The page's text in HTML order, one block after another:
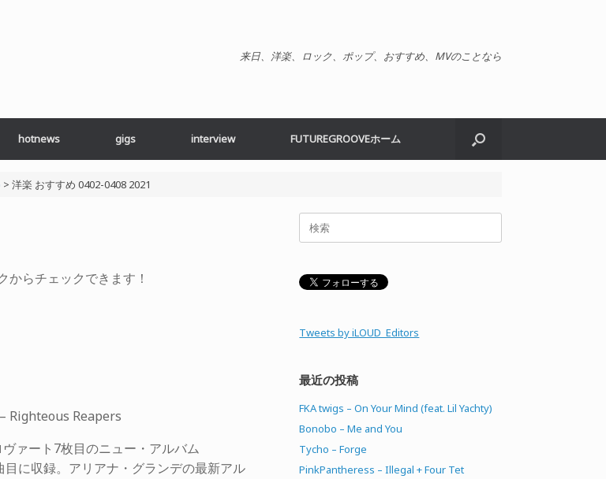
来日、洋楽、ロック、ポップ、おすすめ、MVのことなら
hotnews gigs interview FUTUREGROOVEホーム
> 洋楽 おすすめ 0402-0408 2021
らチェックできます！
Righteous Reapers
ァート7枚目のニュー・アルバム
に収録。アリアナ・グランデの最新アル
検
Tweets by iLOUD_Editors
最近の投稿
FKA twigs – On Your Mind (feat. Lil Yachty)
Bonobo – Me and You
Tycho – Forge
PinkPantheress – Illegal + Four Tet